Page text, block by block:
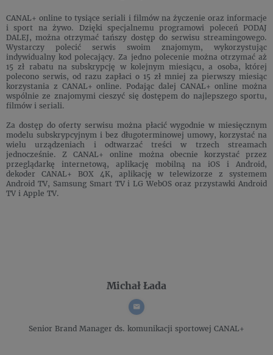
CANAL+ online to tysiące seriali i filmów na życzenie oraz informacje
i sport na żywo. Dzięki specjalnemu programowi poleceń PODAJ
DALEJ, można otrzymać tańszy dostęp do serwisu streamingowego.
Wystarczy polecić serwis swoim znajomym, wykorzystując
indywidualny kod polecający. Za jedno polecenie można otrzymać aż
15 zł rabatu na subskrypcję w kolejnym miesiącu, a osoba, której
polecono serwis, od razu zapłaci o 15 zł mniej za pierwszy miesiąc
korzystania z CANAL+ online. Podając dalej CANAL+ online można
wspólnie ze znajomymi cieszyć się dostępem do najlepszego sportu,
filmów i seriali.
Za dostęp do oferty serwisu można płacić wygodnie w miesięcznym
modelu subskrypcyjnym i bez długoterminowej umowy, korzystać na
wielu urządzeniach i odtwarzać treści w trzech streamach
jednocześnie. Z CANAL+ online można obecnie korzystać przez
przeglądarkę internetową, aplikację mobilną na iOS i Android,
dekoder CANAL+ BOX 4K, aplikację w telewizorze z systemem
Android TV, Samsung Smart TV i LG WebOS oraz przystawki Android
TV i Apple TV.
Michał Łada
Senior Brand Manager ds. komunikacji sportowej CANAL+